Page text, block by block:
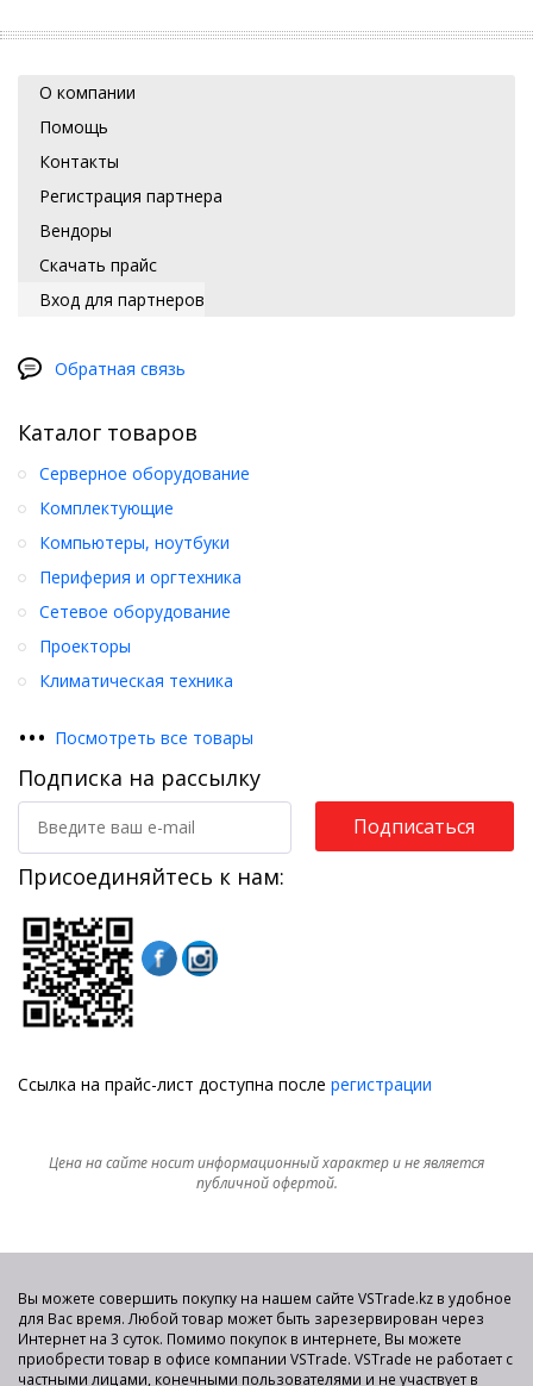
О компании
Помощь
Контакты
Регистрация партнера
Вендоры
Скачать прайс
Вход для партнеров
Обратная связь
Каталог товаров
Серверное оборудование
Комплектующие
Компьютеры, ноутбуки
Периферия и оргтехника
Сетевое оборудование
Проекторы
Климатическая техника
••• Посмотреть все товары
Подписка на рассылку
Подписаться
Присоединяйтесь к нам:
Ссылка на прайс-лист доступна после регистрации
Цена на сайте носит информационный характер и не является
публичной офертой.
Вы можете совершить покупку на нашем сайте VSTrade.kz в удобное
для Вас время. Любой товар может быть зарезервирован через
Интернет на 3 суток. Помимо покупок в интернете, Вы можете
приобрести товар в офисе компании VSTrade. VSTrade не работает с
частными лицами, конечными пользователями и не участвует в